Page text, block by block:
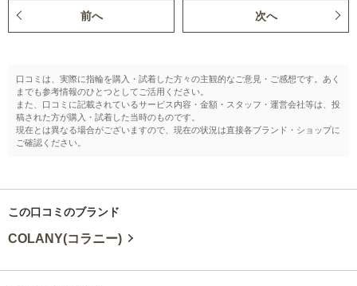
前へ 次へ
口コミは、実際に指輪を購入・試着した方々の主観的なご意見・ご感想です。あく
までも参考情報のひとつとしてご活用ください。
また、口コミに記載されているサービス内容・金額・スタッフ・運営会社等は、投
稿された方が購入・試着した当時のものです。
現在とは異なる場合がございますので、現在の状況は直接各ブランド・ショップに
ご確認ください。
この口コミのブランド
COLANY(コラニー)